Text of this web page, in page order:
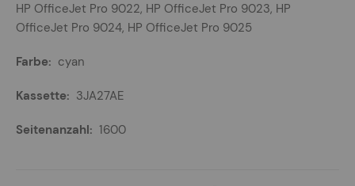
HP OfficeJet Pro 9022, HP OfficeJet Pro 9023, HP
OfficeJet Pro 9024, HP OfficeJet Pro 9025
cyan
3JA27AE
1600